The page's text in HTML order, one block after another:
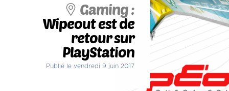
Gaming :
Wipeout est de
retour sur
PlayStation
Publié le vendredi 9 juin 2017